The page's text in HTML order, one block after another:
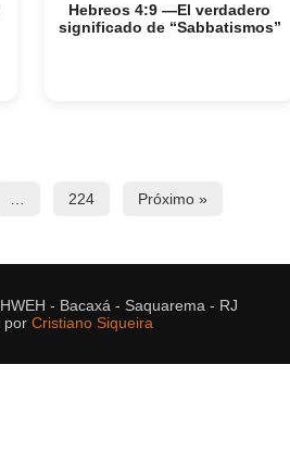
Hebreos 4:9 —El verdadero
significado de “Sabbatismos”
224 Próximo »
- Bacaxá - Saquarema - RJ
por Cristiano Siqueira